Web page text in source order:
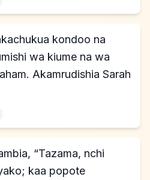
kondoo na
wa kiume na wa
Akamrudishia Sarah
“Tazama, nchi
kaa popote